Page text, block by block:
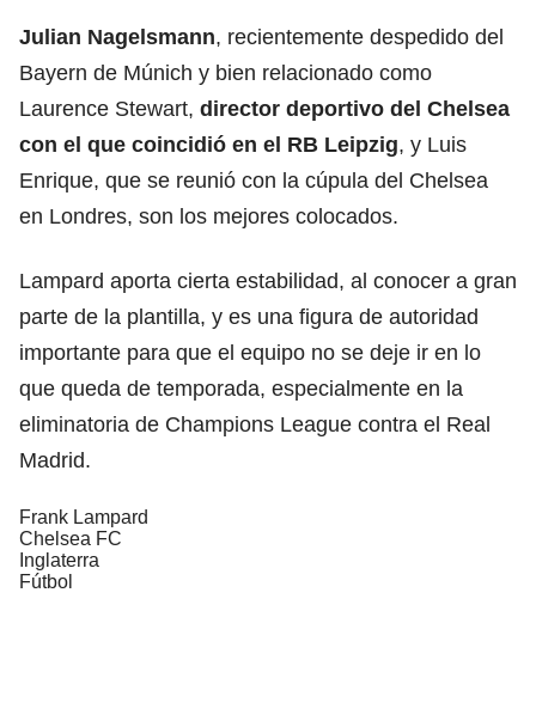
Julian Nagelsmann, recientemente despedido del
Bayern de Múnich y bien relacionado como
Laurence Stewart, director deportivo del Chelsea
con el que coincidió en el RB Leipzig, y Luis
Enrique, que se reunió con la cúpula del Chelsea
en Londres, son los mejores colocados.
Lampard aporta cierta estabilidad, al conocer a gran
parte de la plantilla, y es una figura de autoridad
importante para que el equipo no se deje ir en lo
que queda de temporada, especialmente en la
eliminatoria de Champions League contra el Real
Madrid.
Frank Lampard
Chelsea FC
Inglaterra
Fútbol